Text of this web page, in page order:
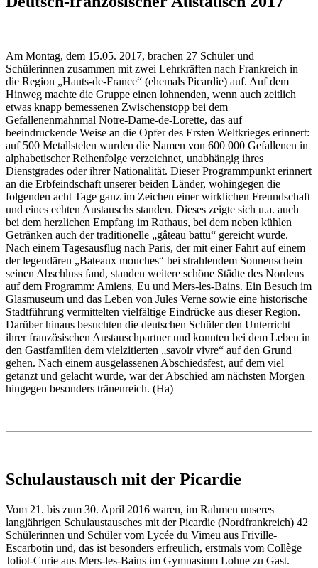
Am Montag, dem 15.05. 2017, brachen 27 Schüler und
Schülerinnen zusammen mit zwei Lehrkräften nach Frankreich in
die Region „Hauts-de-France“ (ehemals Picardie) auf. Auf dem
Hinweg machte die Gruppe einen lohnenden, wenn auch zeitlich
etwas knapp bemessenen Zwischenstopp bei dem
Gefallenenmahnmal Notre-Dame-de-Lorette, das auf
beeindruckende Weise an die Opfer des Ersten Weltkrieges erinnert:
auf 500 Metallstelen wurden die Namen von 600 000 Gefallenen in
alphabetischer Reihenfolge verzeichnet, unabhängig ihres
Dienstgrades oder ihrer Nationalität. Dieser Programmpunkt erinnert
an die Erbfeindschaft unserer beiden Länder, wohingegen die
folgenden acht Tage ganz im Zeichen einer wirklichen Freundschaft
und eines echten Austauschs standen. Dieses zeigte sich u.a. auch
bei dem herzlichen Empfang im Rathaus, bei dem neben kühlen
Getränken auch der traditionelle „gâteau battu“ gereicht wurde.
Nach einem Tagesausflug nach Paris, der mit einer Fahrt auf einem
der legendären „Bateaux mouches“ bei strahlendem Sonnenschein
seinen Abschluss fand, standen weitere schöne Städte des Nordens
auf dem Programm: Amiens, Eu und Mers-les-Bains. Ein Besuch im
Glasmuseum und das Leben von Jules Verne sowie eine historische
Stadtführung vermittelten vielfältige Eindrücke aus dieser Region.
Darüber hinaus besuchten die deutschen Schüler den Unterricht
ihrer französischen Austauschpartner und konnten bei dem Leben in
den Gastfamilien dem vielzitierten „savoir vivre“ auf den Grund
gehen. Nach einem ausgelassenen Abschiedsfest, auf dem viel
getanzt und gelacht wurde, war der Abschied am nächsten Morgen
hingegen besonders tränenreich. (Ha)
Schulaustausch mit der Picardie
Vom 21. bis zum 30. April 2016 waren, im Rahmen unseres
langjährigen Schulaustausches mit der Picardie (Nordfrankreich) 42
Schülerinnen und Schüler vom Lycée du Vimeu aus Friville-
Escarbotin und, das ist besonders erfreulich, erstmals vom Collège
Joliot-Curie aus Mers-les-Bains im Gymnasium Lohne zu Gast.